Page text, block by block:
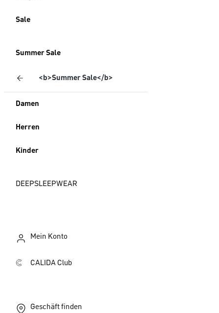
Sale
Summer Sale
<b>Summer Sale</b>
Damen
Herren
Kinder
DEEPSLEEPWEAR
Mein Konto
CALIDA Club
Geschäft finden